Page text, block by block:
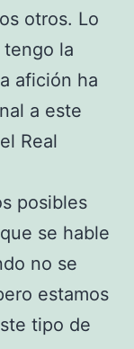
otros. Lo
la
afición ha
a este
Real
posibles
se hable
no se
estamos
tipo de